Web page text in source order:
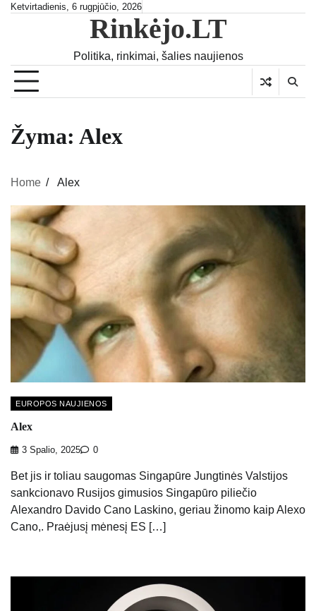
SkipKetvirtadienis, 6 rugpjūčio, 2026
Rinkėjo.LT
Politika, rinkimai, šalies naujienos
Žyma: Alex
Home Alex
EUROPOS NAUJIENOS
Alex
3 Spalio, 2025 0
Bet jis ir toliau saugomas Singapūre Jungtinės Valstijos
sankcionavo Rusijos gimusios Singapūro piliečio
Alexandro Davido Cano Laskino, geriau žinomo kaip Alexo
Cano,. Praėjusį mėnesį ES […]